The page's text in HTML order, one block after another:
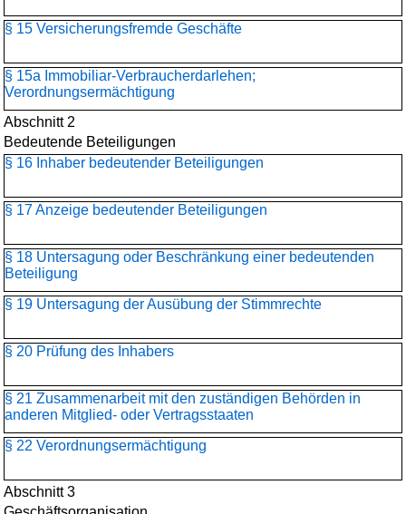
§ 15 Versicherungsfremde Geschäfte
§ 15a Immobiliar-Verbraucherdarlehen;
Verordnungsermächtigung
Abschnitt 2
Bedeutende Beteiligungen
§ 16 Inhaber bedeutender Beteiligungen
§ 17 Anzeige bedeutender Beteiligungen
§ 18 Untersagung oder Beschränkung einer bedeutenden
Beteiligung
§ 19 Untersagung der Ausübung der Stimmrechte
§ 20 Prüfung des Inhabers
§ 21 Zusammenarbeit mit den zuständigen Behörden in
anderen Mitglied- oder Vertragsstaaten
§ 22 Verordnungsermächtigung
Abschnitt 3